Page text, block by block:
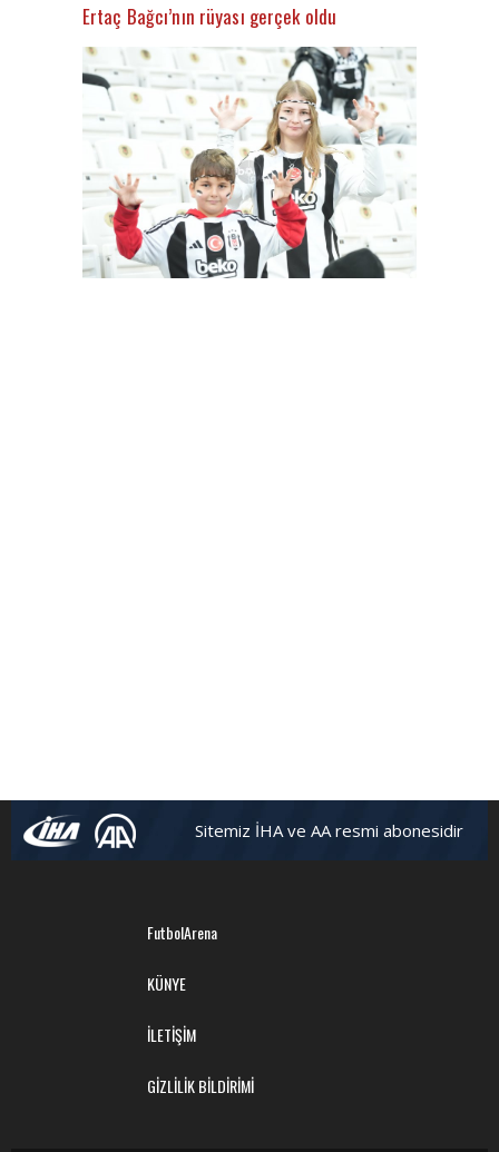
Ertaç Bağcı’nın rüyası gerçek oldu
Sitemiz İHA ve AA resmi abonesidir
FutbolArena
KÜNYE
İLETİŞİM
GİZLİLİK BİLDİRİMİ